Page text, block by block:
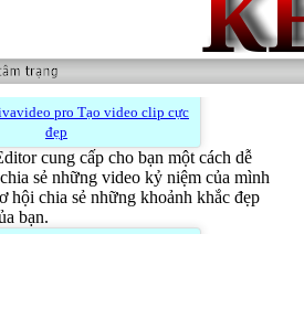
pro Tạo video clip cực
đẹp
cung cấp cho bạn một cách dễ
sẻ những video kỷ niệm của mình
hội chia sẻ những khoảnh khắc đẹp
bạn.